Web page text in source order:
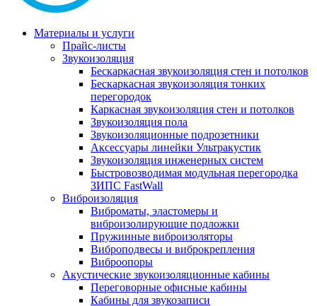
Материалы и услуги
Прайс-листы
Звукоизоляция
Бескаркасная звукоизоляция стен и потолков
Бескаркасная звукоизоляция тонких
перегородок
Каркасная звукоизоляция стен и потолков
Звукоизоляция пола
Звукоизоляционные подрозетники
Аксессуары линейки Ультракустик
Звукоизоляция инженерных систем
Быстровозводимая модульная перегородка
ЗИПС FastWall
Виброизоляция
Виброматы, эластомеры и
виброизолирующие подложки
Пружинные виброизоляторы
Виброподвесы и виброкрепления
Виброопоры
Акустические звукоизоляционные кабины
Переговорные офисные кабины
Кабины для звукозаписи